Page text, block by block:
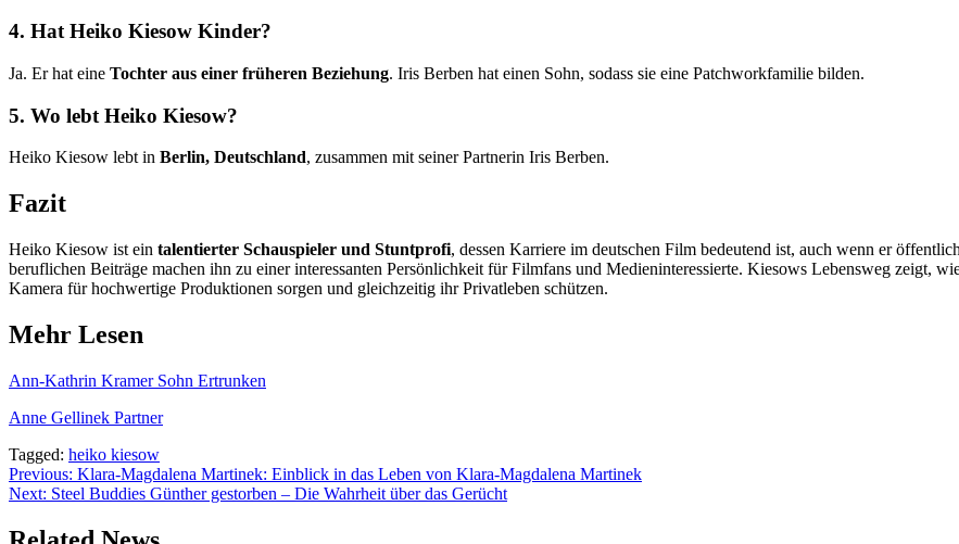
4. Hat Heiko Kiesow Kinder?
Ja. Er hat eine Tochter aus einer früheren Beziehung. Iris Berben hat einen Sohn, sodass sie eine Patchworkfamilie bilden.
5. Wo lebt Heiko Kiesow?
Heiko Kiesow lebt in Berlin, Deutschland, zusammen mit seiner Partnerin Iris Berben.
Fazit
Heiko Kiesow ist ein talentierter Schauspieler und Stuntprofi, dessen Karriere im deutschen Film bedeutend ist, auch wenn er
beruflichen Beiträge machen ihn zu einer interessanten Persönlichkeit für Filmfans und Medieninteressierte. Kiesows Lebensweg zeigt,
Kamera für hochwertige Produktionen sorgen und gleichzeitig ihr Privatleben schützen.
Mehr Lesen
Ann-Kathrin Kramer Sohn Ertrunken
Anne Gellinek Partner
Tagged: heiko kiesow
Post
navigation
Previous: Klara-Magdalena Martinek: Einblick in das Leben von Klara-Magdalena Martinek
Next: Steel Buddies Günther gestorben – Die Wahrheit über das Gerücht